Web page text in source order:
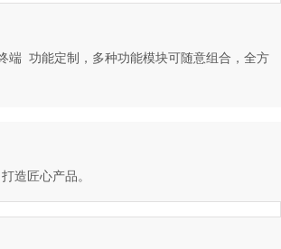
端 功能定制，多种功能模块可随意组合，全方
造匠心产品。